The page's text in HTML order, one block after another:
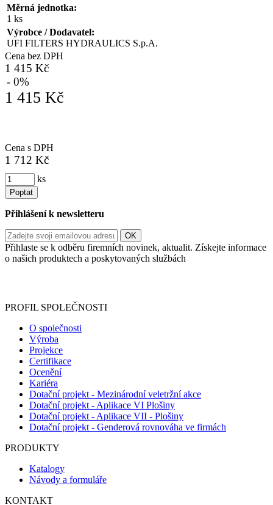
Měrná jednotka:
1 ks
Výrobce / Dodavatel:
UFI FILTERS HYDRAULICS S.p.A.
Cena bez DPH
1 415 Kč
- 0%
1 415 Kč
Cena s DPH
1 712 Kč
ks
Poptat
Přihlášení k newsletteru
Přihlaste se k odběru firemních novinek, aktualit. Získejte informace
o našich produktech a poskytovaných službách
PROFIL SPOLEČNOSTI
O společnosti
Výroba
Projekce
Certifikace
Ocenění
Kariéra
Dotační projekt - Mezinárodní veletržní akce
Dotační projekt - Aplikace VI Plošiny
Dotační projekt - Aplikace VII - Plošiny
Dotační projekt - Genderová rovnováha ve firmách
PRODUKTY
Katalogy
Návody a formuláře
KONTAKT